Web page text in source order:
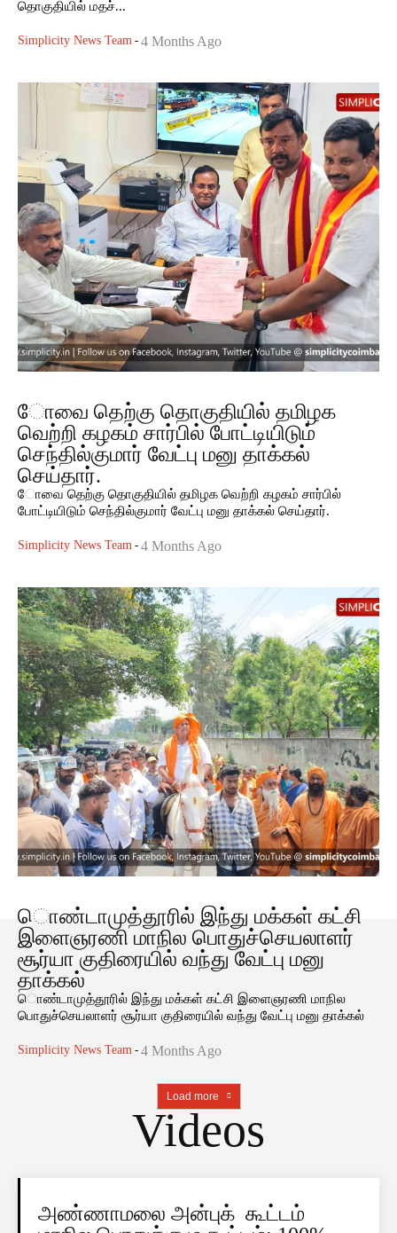
தொகுதியில் மதச்...
Simplicity News Team - 4 Months Ago
ோவை தெற்கு தொகுதியில் தமிழக
வெற்றி கழகம் சார்பில் போட்டியிடும்
செந்தில்குமார் வேட்பு மனு தாக்கல்
செய்தார்.
ோவை தெற்கு தொகுதியில் தமிழக வெற்றி கழகம் சார்பில்
போட்டியிடும் செந்தில்குமார் வேட்பு மனு தாக்கல் செய்தார்.
Simplicity News Team - 4 Months Ago
ொண்டாமுத்தூரில் இந்து மக்கள் கட்சி
இளைஞரணி மாநில பொதுச்செயலாளர்
சூர்யா குதிரையில் வந்து வேட்பு மனு
தாக்கல்
ொண்டாமுத்தூரில் இந்து மக்கள் கட்சி இளைஞரணி மாநில
பொதுச்செயலாளர் சூர்யா குதிரையில் வந்து வேட்பு மனு தாக்கல்
Simplicity News Team - 4 Months Ago
Load more
Videos
அண்ணாமலை அன்புக் கூட்டம்